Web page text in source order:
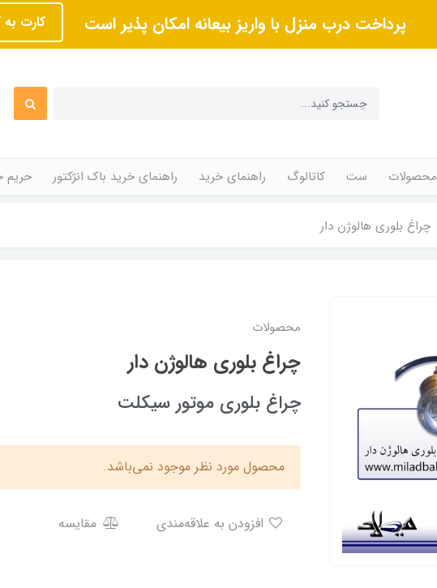
پرداخت درب منزل با واریز بیعانه امکان پذیر است کارت به
محصولات ست کاتالوگ راهنمای خرید راهنمای خرید باک انژکتور
چراغ بلوری هالوژن دار
محصولات
چراغ بلوری هالوژن دار
چراغ بلوری موتور سیکلت
محصول مورد نظر موجود نمی‌باشد.
مقایسه